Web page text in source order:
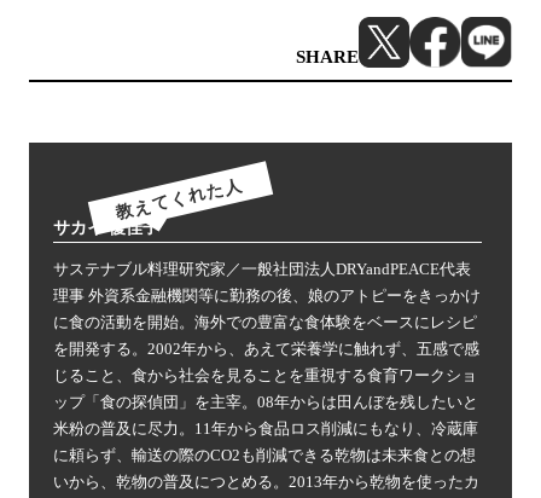
SHARE
教えてくれた人
サカイ 優佳子
サステナブル料理研究家／一般社団法人DRYandPEACE代表
理事 外資系金融機関等に勤務の後、娘のアトピーをきっかけ
に食の活動を開始。海外での豊富な食体験をベースにレシピ
を開発する。2002年から、あえて栄養学に触れず、五感で感
じること、食から社会を見ることを重視する食育ワークショ
ップ「食の探偵団」を主宰。08年からは田んぼを残したいと
米粉の普及に尽力。11年から食品ロス削減にもなり、冷蔵庫
に頼らず、輸送の際のCO2も削減できる乾物は未来食との想
いから、乾物の普及につとめる。2013年から乾物を使ったカ